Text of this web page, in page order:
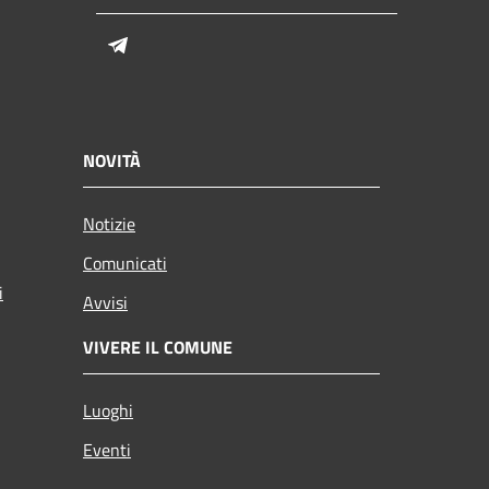
NOVITÀ
Notizie
Comunicati
Avvisi
VIVERE IL COMUNE
Luoghi
Eventi